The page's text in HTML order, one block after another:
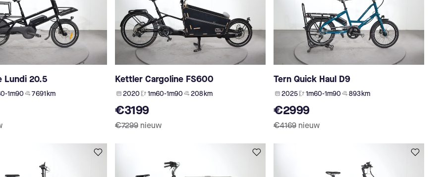
Lundi 20.5
1m90 7 691 km
Kettler Cargoline FS600
2020 1m60-1m90 208 km
€3199
€7299 nieuw
Tern Quick Haul D9
2025 1m60-1m90 893 km
€2999
€4169 nieuw